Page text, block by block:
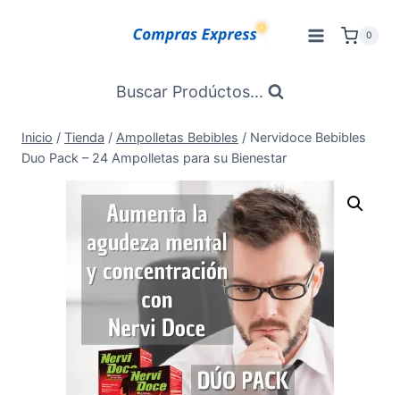
0
Buscar Prodúctos...
Inicio / Tienda / Ampolletas Bebibles / Nervidoce Bebibles
Duo Pack – 24 Ampolletas para su Bienestar